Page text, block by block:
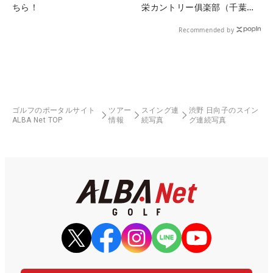
ちら！
栄カントリー俱楽部（千葉
Recommended by
ゴルフのポータルサイト
ALBA Net TOP
ツアー
情報
スイング連
続写真
渋野 日向子のスイン
グ連続写真